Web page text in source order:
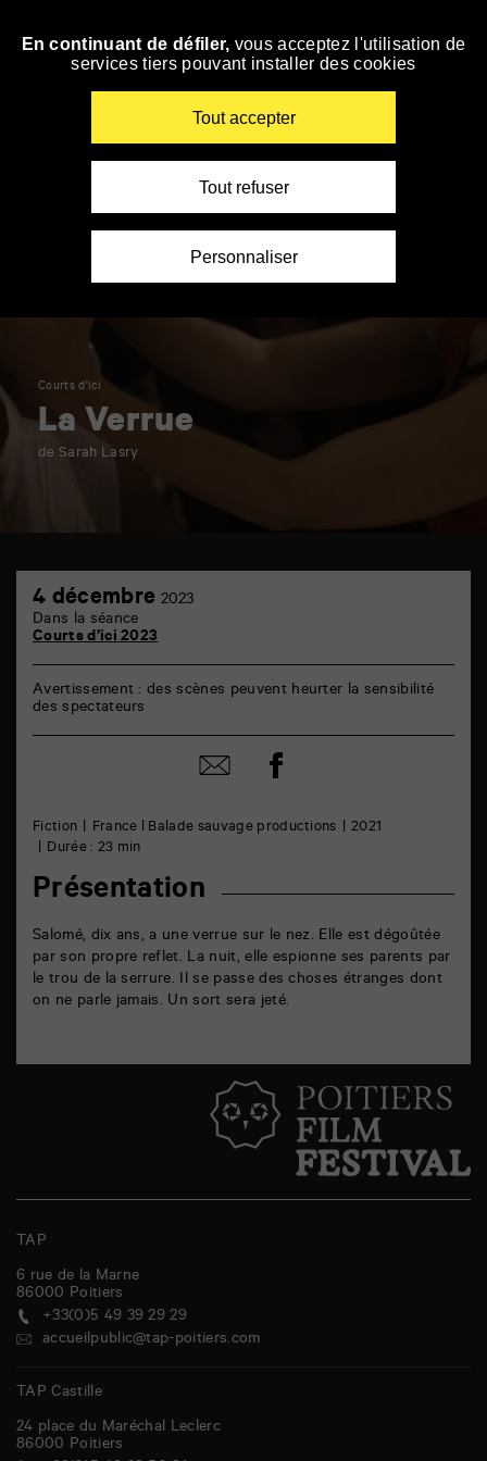
Accéder
Courts d'ici
La Verrue
de Sarah Lasry
Marne
86000
Poitiers
Fiction France l Balade sauvage productions
2021
Durée : 23 min
Présentation
Salomé, dix ans, a une verrue sur le nez. Elle est dégoûtée
par son propre reflet. La nuit, elle espionne ses parents par
le trou de la serrure. Il se passe des choses étranges dont
on ne parle jamais. Un sort sera jeté.
4 décembre 20234
Dans la séance
Courts d’ici 2023
Avertissement : des scènes peuvent heurter la sensibilité
des spectateurs
Partager
par
Partager
sur
TAP
6 rue de la Marne
86000 Poitiers
+33(0)5 49 39 29 29
accueilpublic@tap-poitiers.com
TAP Castille
24 place du Maréchal Leclerc
86000 Poitiers
En continuant de défiler, vous acceptez l'utilisation de
services tiers pouvant installer des cookies
Tout accepter
Tout refuser
Personnaliser